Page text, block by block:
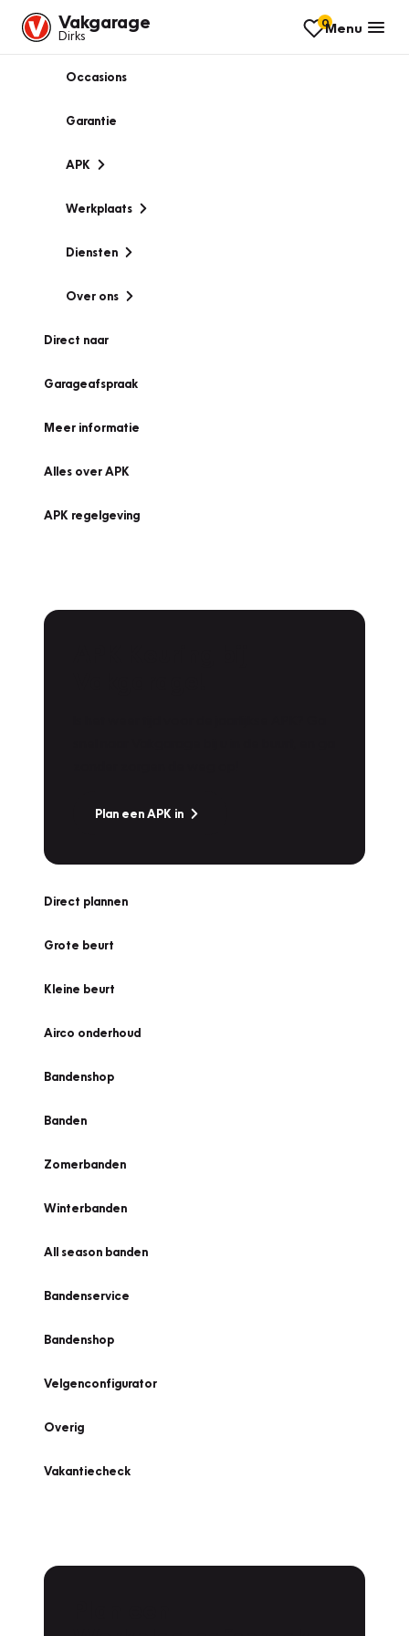
Vakgarage
Dirks
0Menu
Occasions
Garantie
APK
Werkplaats
Diensten
Over ons
Direct naar
Garageafspraak
Meer informatie
Alles over APK
APK regelgeving
Plan een APK in
Direct plannen
Grote beurt
Kleine beurt
Airco onderhoud
Bandenshop
Banden
Zomerbanden
Winterbanden
All season banden
Bandenservice
Bandenshop
Velgenconfigurator
Overig
Vakantiecheck